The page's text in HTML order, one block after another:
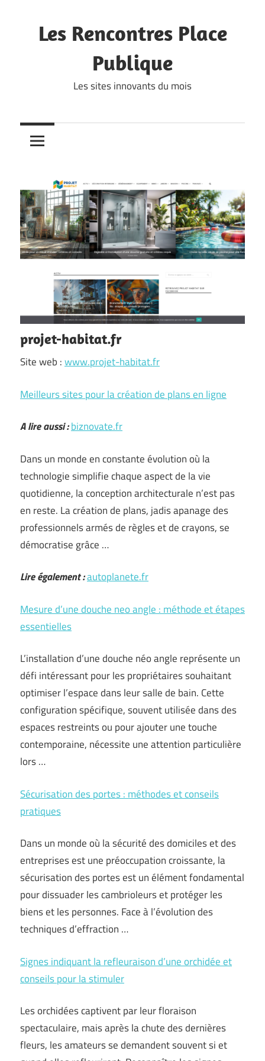
contentLes Rencontres Place
Publique
Les sites innovants du mois
projet-habitat.fr
Site web :www.projet-habitat.fr
Meilleurs sites pour la création de plans en ligne
A lire aussi :biznovate.fr
Dans un monde en constante évolution où la
technologie simplifie chaque aspect de la vie
quotidienne, la conception architecturale n’est pas
en reste. La création de plans, jadis apanage des
professionnels armés de règles et de crayons, se
démocratise grâce …
Lire également :autoplanete.fr
Mesure d’une douche neo angle : méthode et étapes
essentielles
L’installation d’une douche néo angle représente un
défi intéressant pour les propriétaires souhaitant
optimiser l’espace dans leur salle de bain. Cette
configuration spécifique, souvent utilisée dans des
espaces restreints ou pour ajouter une touche
contemporaine, nécessite une attention particulière
lors …
Sécurisation des portes : méthodes et conseils
pratiques
Dans un monde où la sécurité des domiciles et des
entreprises est une préoccupation croissante, la
sécurisation des portes est un élément fondamental
pour dissuader les cambrioleurs et protéger les
biens et les personnes. Face à l’évolution des
techniques d’effraction …
Signes indiquant la refleuraison d’une orchidée et
conseils pour la stimuler
Les orchidées captivent par leur floraison
spectaculaire, mais après la chute des dernières
fleurs, les amateurs se demandent souvent si et